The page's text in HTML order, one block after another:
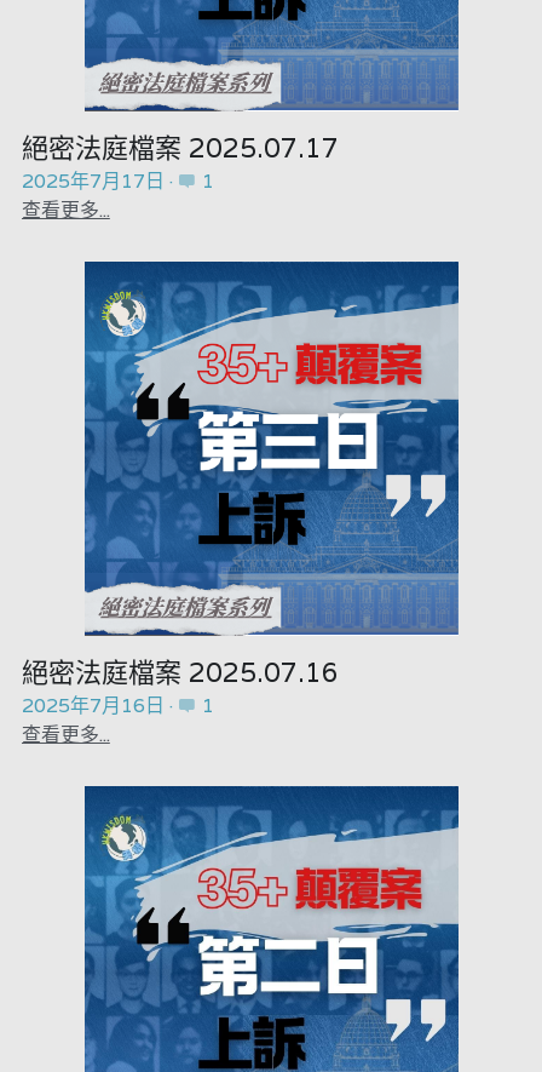
高松傑專欄
林伯強專欄
馮煒光專欄
趙處機專欄
大衛sir專欄
曾子晴 - 晴深直說
龔靜儀大律師專欄
陳貴春大律師專欄
陳子遷律師專欄
羅浚軒專欄
溫志倫專欄
汪明欣專欄
張美雄專欄
莊豪鋒專欄
香港科技專上書院｜專欄
支持讚助
條款及細則
關於我們
English
絕密法庭檔案 2025.07.17
2025年7月17日 ·
1
查看更多...
絕密法庭檔案 2025.07.16
2025年7月16日 ·
1
查看更多...
屈穎妍專欄
花生仔漫畫週記
屠龍小隊案
35十顛覆案
港聞
醫院口岸爆炸案
馮煒光專欄
反華推手懶人包
反華推手起底
美西霸凌內幕
民主派騙案十式
美西極權主義
極端暴恐實錄
黃萬成專欄
支聯會案
宏福火災正視聽